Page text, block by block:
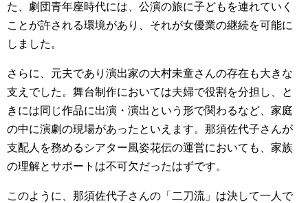
た、劇団青年座時代には、公演の旅に子どもを連れていく
ことが許される環境があり、それが女優業の継続を可能に
しました。
さらに、元夫であり演出家の大村未童さんの存在も大きな
支えでした。舞台制作においては夫婦で役割を分担し、と
きには同じ作品に出演・演出という形で関わるなど、家庭
の中に演劇の現場があったといえます。那須佐代子さんが
支配人を務めるシアター風姿花伝の運営においても、家族
の理解とサポートは不可欠だったはずです。
このように、那須佐代子さんの「二刀流」は決して一人で